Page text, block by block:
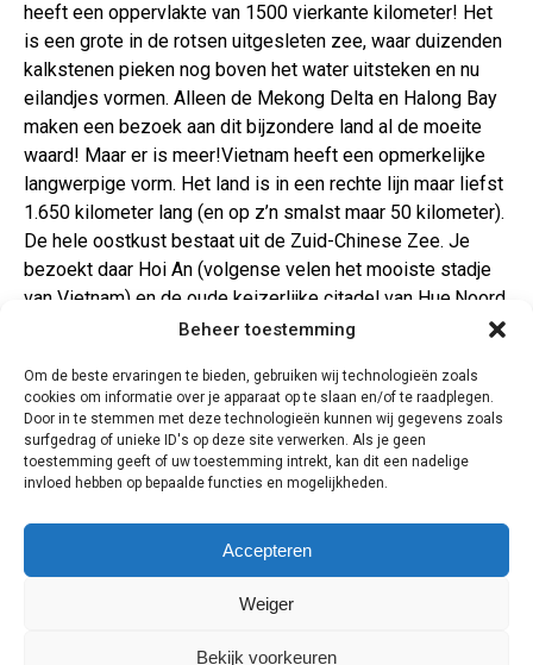
Beheer toestemming
Om de beste ervaringen te bieden, gebruiken wij technologieën zoals
cookies om informatie over je apparaat op te slaan en/of te raadplegen.
Door in te stemmen met deze technologieën kunnen wij gegevens zoals
surfgedrag of unieke ID's op deze site verwerken. Als je geen
toestemming geeft of uw toestemming intrekt, kan dit een nadelige
invloed hebben op bepaalde functies en mogelijkheden.
Accepteren
Weiger
Bekijk voorkeuren
heeft een oppervlakte van 1500 vierkante kilometer! Het
is een grote in de rotsen uitgesleten zee, waar duizenden
kalkstenen pieken nog boven het water uitsteken en nu
eilandjes vormen. Alleen de Mekong Delta en Halong Bay
maken een bezoek aan dit bijzondere land al de moeite
waard! Maar er is meer!Vietnam heeft een opmerkelijke
langwerpige vorm. Het land is in een rechte lijn maar liefst
1.650 kilometer lang (en op z’n smalst maar 50 kilometer).
De hele oostkust bestaat uit de Zuid-Chinese Zee. Je
bezoekt daar Hoi An (volgense velen het mooiste stadje
van Vietnam) en de oude keizerlijke citadel van Hue.Noord
en zuid zijn erg verschillend qua landschap. Los van de
mooiste natuurgebieden die je (waar ook ter wereld) kunt
zien. Je ziet er woeste bergtoppen en diepe dalen met
kronkelende rivieren en rijstvelden. Blader maar eens
rustig door het dagprogramma, dan ontdek je waarom we
deze reis Highlights hebben genoemd, het is een
aaneenschakeling van hoogtepunten.
18 dagen